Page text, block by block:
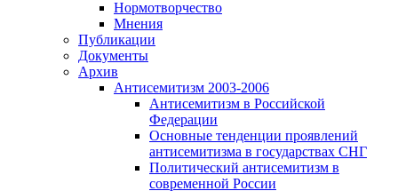
Нормотворчество
Мнения
Публикации
Документы
Архив
Антисемитизм 2003-2006
Антисемитизм в Российской
Федерации
Основные тенденции проявлений
антисемитизма в государствах СНГ
Политический антисемитизм в
современной России